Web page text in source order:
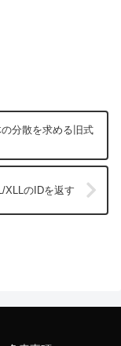
分散を求める旧式
XLLのIDを返す